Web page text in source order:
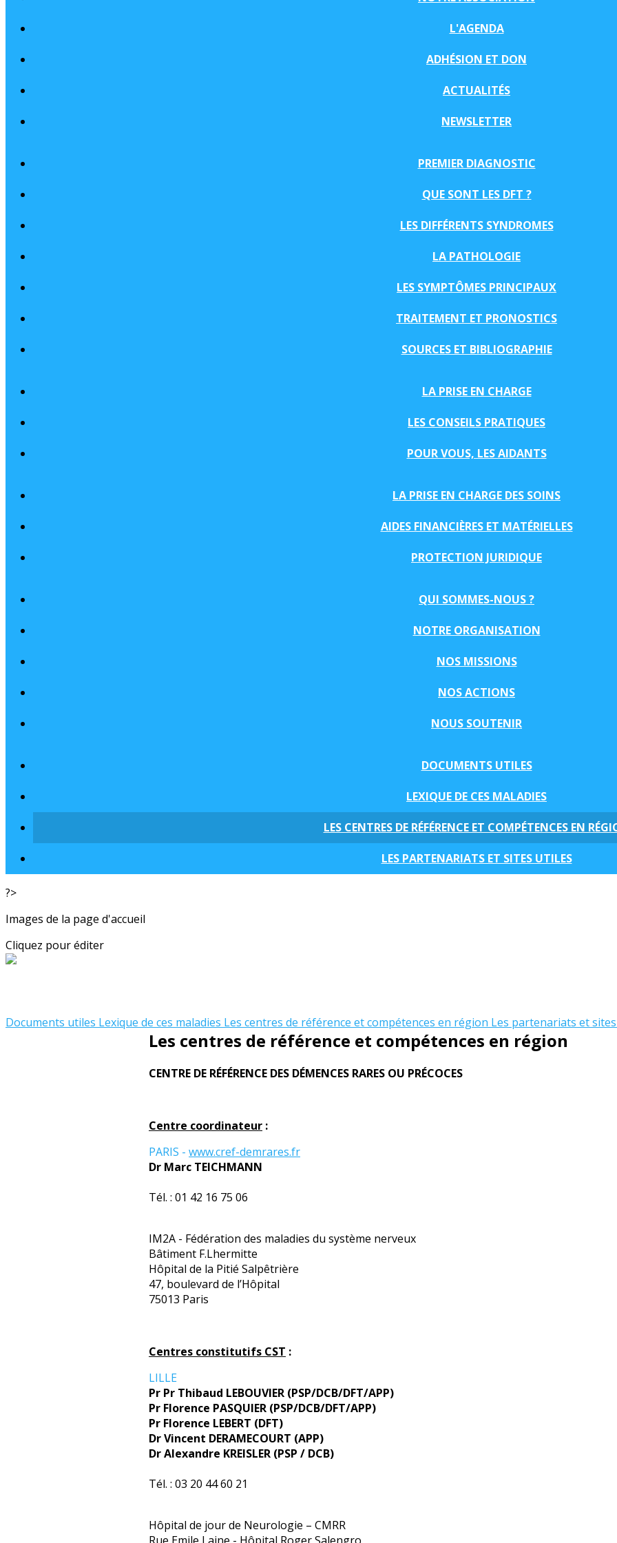
L'AGENDA
ADHÉSION ET DON
ACTUALITÉS
NEWSLETTER
PREMIER DIAGNOSTIC
QUE SONT LES DFT ?
LES DIFFÉRENTS SYNDROMES
LA PATHOLOGIE
LES SYMPTÔMES PRINCIPAUX
TRAITEMENT ET PRONOSTICS
SOURCES ET BIBLIOGRAPHIE
LA PRISE EN CHARGE
LES CONSEILS PRATIQUES
POUR VOUS, LES AIDANTS
LA PRISE EN CHARGE DES SOINS
AIDES FINANCIÈRES ET MATÉRIELLES
PROTECTION JURIDIQUE
QUI SOMMES-NOUS ?
NOTRE ORGANISATION
NOS MISSIONS
NOS ACTIONS
NOUS SOUTENIR
DOCUMENTS UTILES
LEXIQUE DE CES MALADIES
LES CENTRES DE RÉFÉRENCE ET COMPÉTENCES EN
LES PARTENARIATS ET SITES UTILES
?>
Images de la page d'accueil
Cliquez pour éditer
Documents utiles Lexique de ces maladies Les centres de référence et compétences en région Les partenariats et
Les centres de référence et compétences en région
CENTRE DE RÉFÉRENCE DES DÉMENCES RARES OU PRÉCOCES
Centre coordinateur :
PARIS - www.cref-demrares.fr
Dr Marc TEICHMANN
Tél. : 01 42 16 75 06
IM2A - Fédération des maladies du système nerveux
Bâtiment F.Lhermitte
Hôpital de la Pitié Salpêtrière
47, boulevard de l’Hôpital
75013 Paris
Centres constitutifs CST :
LILLE
Pr Pr Thibaud LEBOUVIER (PSP/DCB/DFT/APP)
Pr Florence PASQUIER (PSP/DCB/DFT/APP)
Pr Florence LEBERT (DFT)
Dr Vincent DERAMECOURT (APP)
Dr Alexandre KREISLER (PSP / DCB)
Tél. : 03 20 44 60 21
Hôpital de jour de Neurologie – CMRR